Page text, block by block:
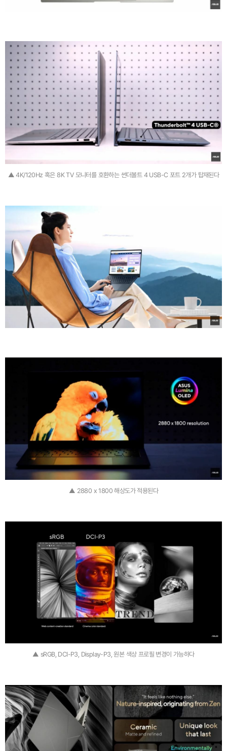
▲ 4K/120Hz 혹은 8K TV 모니터를 호환하는 썬더볼트 4 USB-C 포트 2개가 탑재된다
▲ 2880 x 1800 해상도가 적용된다
▲ sRGB, DCI-P3, Display-P3, 원본 색상 프로필 변경이 가능하다